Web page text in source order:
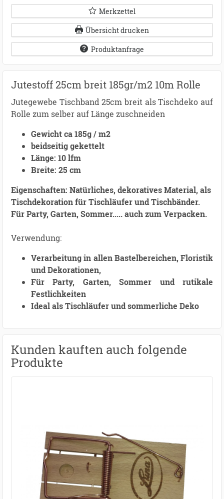
Merkzettel
Übersicht drucken
Produktanfrage
Jutestoff 25cm breit 185gr/m2 10m Rolle
Jutegewebe Tischband 25cm breit als Tischdeko auf
Rolle zum selber auf Länge zuschneiden
Gewicht ca 185g / m2
beidseitig gekettelt
Länge: 10 lfm
Breite: 25 cm
Eigenschaften: Natürliches, dekoratives Material, als
Tischdekoration für Tischläufer und Tischbänder.
Für Party, Garten, Sommer..... auch zum Verpacken.
Verwendung:
Verarbeitung in allen Bastelbereichen, Floristik
und Dekorationen,
Für Party, Garten, Sommer und rutikale
Festlichkeiten
Ideal als Tischläufer und sommerliche Deko
Kunden kauften auch folgende
Produkte